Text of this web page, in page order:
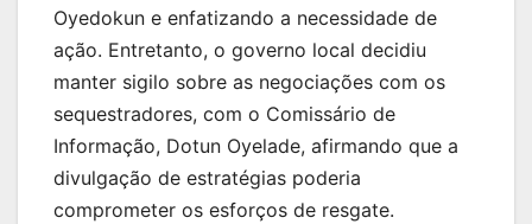
Oyedokun e enfatizando a necessidade de
ação. Entretanto, o governo local decidiu
manter sigilo sobre as negociações com os
sequestradores, com o Comissário de
Informação, Dotun Oyelade, afirmando que a
divulgação de estratégias poderia
comprometer os esforços de resgate.